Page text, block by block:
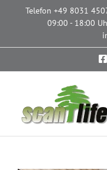
Telefon +49 8031
09:00 - 18:00